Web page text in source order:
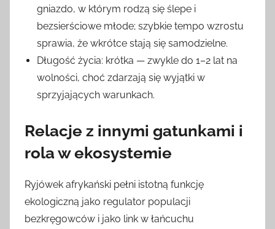
gniazdo, w którym rodzą się ślepe i
bezsierściowe młode; szybkie tempo wzrostu
sprawia, że wkrótce stają się samodzielne.
Długość życia: krótka — zwykle do 1–2 lat na
wolności, choć zdarzają się wyjątki w
sprzyjających warunkach.
Relacje z innymi gatunkami i
rola w ekosystemie
Ryjówek afrykański pełni istotną funkcję
ekologiczną jako regulator populacji
bezkręgowców i jako link w łańcuchu